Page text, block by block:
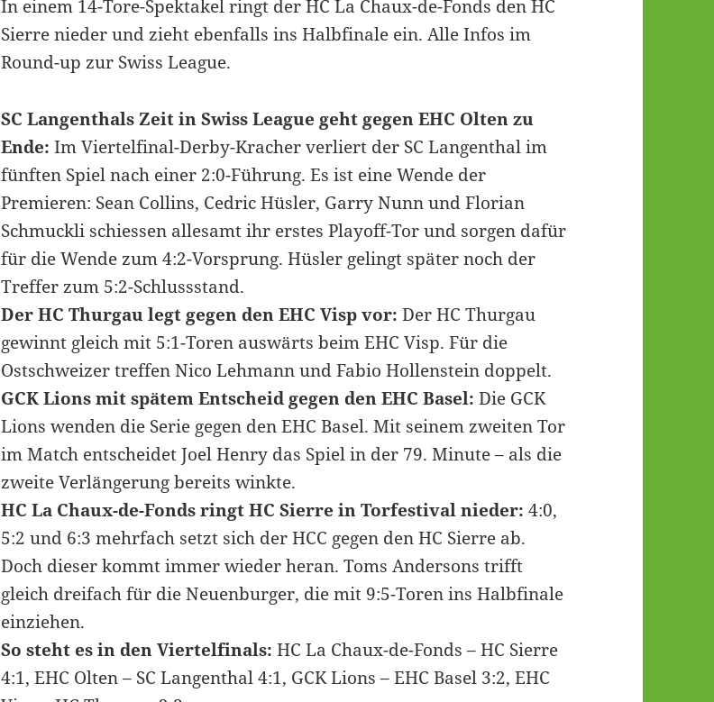
In einem 14-Tore-Spektakel ringt der HC La Chaux-de-Fonds den HC
Sierre nieder und zieht ebenfalls ins Halbfinale ein. Alle Infos im
Round-up zur Swiss League.
SC Langenthals Zeit in Swiss League geht gegen EHC Olten zu
Ende: Im Viertelfinal-Derby-Kracher verliert der SC Langenthal im
fünften Spiel nach einer 2:0-Führung. Es ist eine Wende der
Premieren: Sean Collins, Cedric Hüsler, Garry Nunn und Florian
Schmuckli schiessen allesamt ihr erstes Playoff-Tor und sorgen dafür
für die Wende zum 4:2-Vorsprung. Hüsler gelingt später noch der
Treffer zum 5:2-Schlussstand.
Der HC Thurgau legt gegen den EHC Visp vor: Der HC Thurgau
gewinnt gleich mit 5:1-Toren auswärts beim EHC Visp. Für die
Ostschweizer treffen Nico Lehmann und Fabio Hollenstein doppelt.
GCK Lions mit spätem Entscheid gegen den EHC Basel: Die GCK
Lions wenden die Serie gegen den EHC Basel. Mit seinem zweiten Tor
im Match entscheidet Joel Henry das Spiel in der 79. Minute – als die
zweite Verlängerung bereits winkte.
HC La Chaux-de-Fonds ringt HC Sierre in Torfestival nieder: 4:0,
5:2 und 6:3 mehrfach setzt sich der HCC gegen den HC Sierre ab.
Doch dieser kommt immer wieder heran. Toms Andersons trifft
gleich dreifach für die Neuenburger, die mit 9:5-Toren ins Halbfinale
einziehen.
So steht es in den Viertelfinals: HC La Chaux-de-Fonds – HC Sierre
4:1, EHC Olten – SC Langenthal 4:1, GCK Lions – EHC Basel 3:2, EHC